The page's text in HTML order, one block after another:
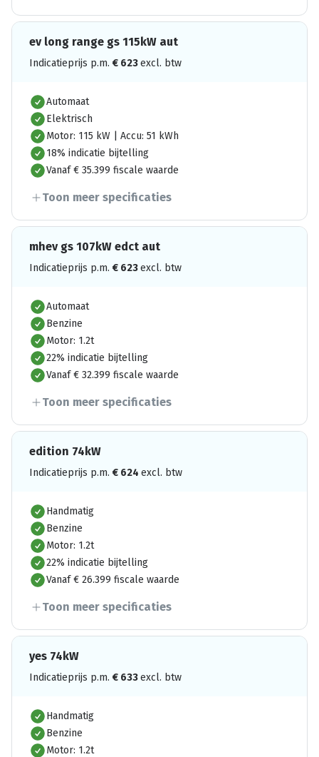
ev long range gs 115kW aut
Indicatieprijs p.m. € 623excl. btw
Automaat
Elektrisch
Motor: 115 kW | Accu: 51 kWh
18% indicatie bijtelling
Vanaf € 35.399 fiscale waarde
Toon meer specificaties
mhev gs 107kW edct aut
Indicatieprijs p.m. € 623excl. btw
Automaat
Benzine
Motor: 1.2t
22% indicatie bijtelling
Vanaf € 32.399 fiscale waarde
Toon meer specificaties
edition 74kW
Indicatieprijs p.m. € 624 excl. btw
Handmatig
Benzine
Motor: 1.2t
22% indicatie bijtelling
Vanaf € 26.399 fiscale waarde
Toon meer specificaties
yes 74kW
Indicatieprijs p.m. € 633excl. btw
Handmatig
Benzine
Motor: 1.2t